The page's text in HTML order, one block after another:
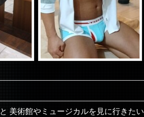
術館やミュージカルを見に行きたい